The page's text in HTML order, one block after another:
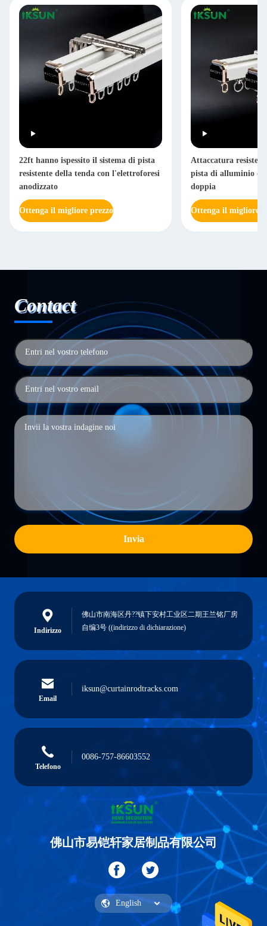
22ft hanno ispessito il sistema di pista
resistente della tenda con l'elettroforesi
anodizzato
Ottenga il migliore prezzo
Attaccatura
pista di alluminio
doppia
Ottenga il migliore
Contact
Invia
Indirizzo
佛山市南海区丹??镇下安村工业区二期王兰铭厂房
自编3号 ((indirizzo di dichiarazione)
Email
iksun@curtainrodtracks.com
Telefono
0086-757-86603552
佛山市易铠轩家居制品有限公司